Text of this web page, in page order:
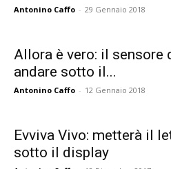
Antonino Caffo - 29 Gennaio 2018
Allora è vero: il sensore
andare sotto il...
Antonino Caffo - 12 Gennaio 2018
Evviva Vivo: metterà il
sotto il display